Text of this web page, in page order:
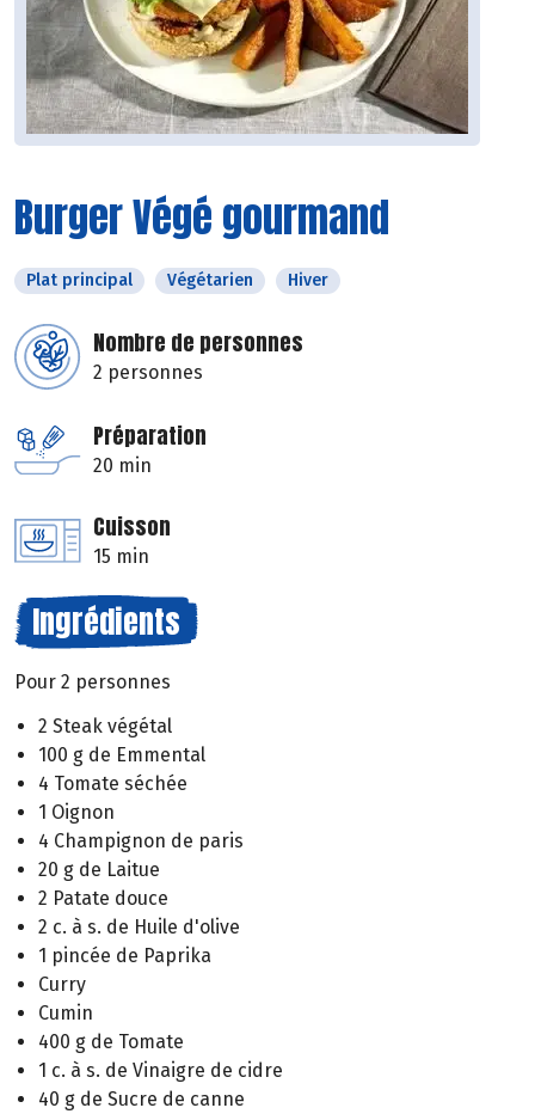
Burger Végé gourmand
Plat principal Végétarien Hiver
Nombre de personnes
2 personnes
Préparation
20 min
Cuisson
15 min
Ingrédients
Pour 2 personnes
2 Steak végétal
100 g de Emmental
4 Tomate séchée
1 Oignon
4 Champignon de paris
20 g de Laitue
2 Patate douce
2 c. à s. de Huile d'olive
1 pincée de Paprika
Curry
Cumin
400 g de Tomate
1 c. à s. de Vinaigre de cidre
40 g de Sucre de canne